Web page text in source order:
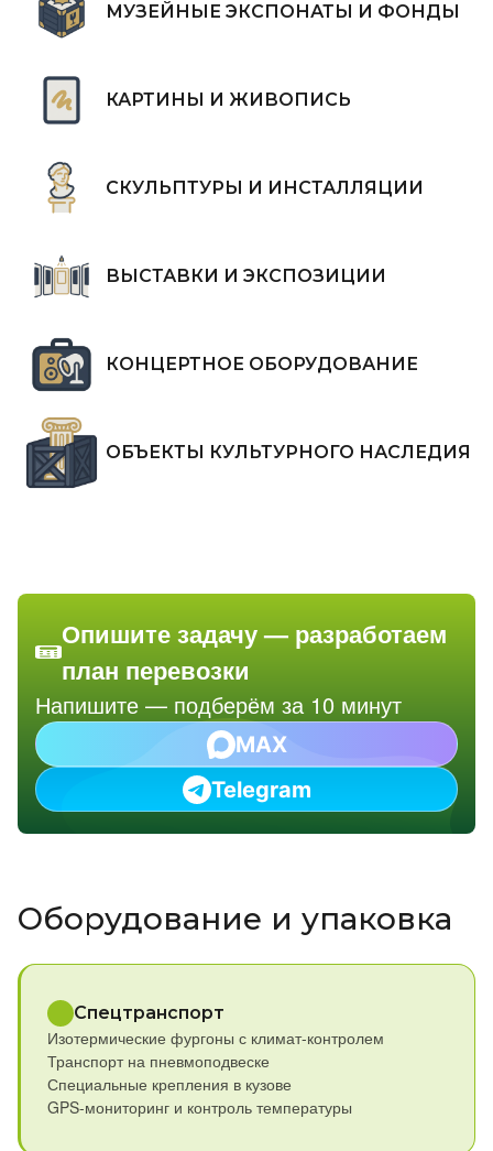
МУЗЕЙНЫЕ ЭКСПОНАТЫ И ФОНДЫ
КАРТИНЫ И ЖИВОПИСЬ
СКУЛЬПТУРЫ И ИНСТАЛЛЯЦИИ
ВЫСТАВКИ И ЭКСПОЗИЦИИ
КОНЦЕРТНОЕ ОБОРУДОВАНИЕ
ОБЪЕКТЫ КУЛЬТУРНОГО НАСЛЕДИЯ
Опишите задачу — разработаем
план перевозки
Напишите — подберём за 10 минут
MAX
Telegram
Оборудование и упаковка
Спецтранспорт
Изотермические фургоны с климат-контролем
Транспорт на пневмоподвеске
Специальные крепления в кузове
GPS-мониторинг и контроль температуры